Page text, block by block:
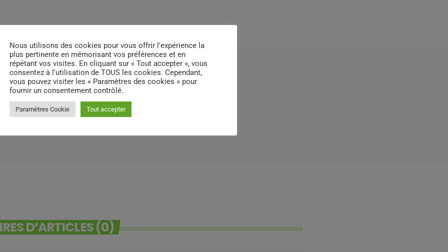
D’ARTICLES (0)
Nous utilisons des cookies pour vous offrir l'expérience la
plus pertinente en mémorisant vos préférences et en
répétant vos visites. En cliquant sur « Tout accepter », vous
consentez à l'utilisation de TOUS les cookies. Cependant,
vous pouvez visiter les « Paramètres des cookies » pour
fournir un consentement contrôlé.
Paramètres Cookie Tout accepter